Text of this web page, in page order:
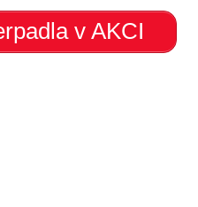
v AKCI